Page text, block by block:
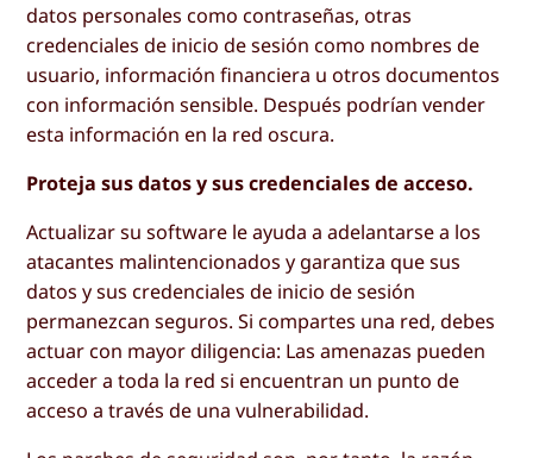
datos personales como contraseñas, otras
credenciales de inicio de sesión como nombres de
usuario, información financiera u otros documentos
con información sensible. Después podrían vender
esta información en la red oscura.
Proteja sus datos y sus credenciales de acceso.
Actualizar su software le ayuda a adelantarse a los
atacantes malintencionados y garantiza que sus
datos y sus credenciales de inicio de sesión
permanezcan seguros. Si compartes una red, debes
actuar con mayor diligencia: Las amenazas pueden
acceder a toda la red si encuentran un punto de
acceso a través de una vulnerabilidad.